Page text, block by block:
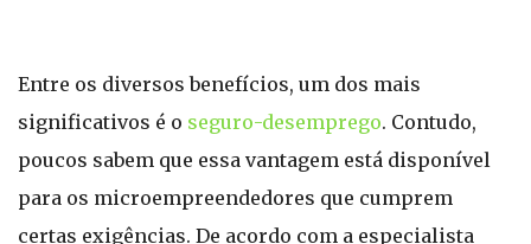
Entre os diversos benefícios, um dos mais
significativos é o seguro-desemprego. Contudo,
poucos sabem que essa vantagem está disponível
para os microempreendedores que cumprem
certas exigências. De acordo com a especialista